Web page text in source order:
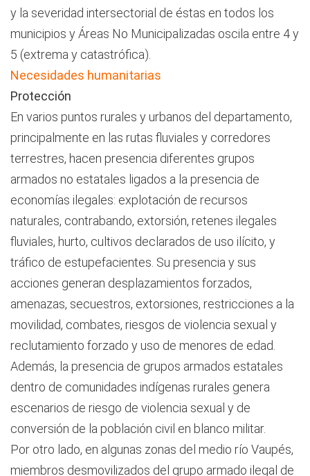
y la severidad intersectorial de éstas en todos los
municipios y Áreas No Municipalizadas oscila entre 4 y
5 (extrema y catastrófica).
Necesidades humanitarias
Protección
En varios puntos rurales y urbanos del departamento,
principalmente en las rutas fluviales y corredores
terrestres, hacen presencia diferentes grupos
armados no estatales ligados a la presencia de
economías ilegales: explotación de recursos
naturales, contrabando, extorsión, retenes ilegales
fluviales, hurto, cultivos declarados de uso ilícito, y
tráfico de estupefacientes. Su presencia y sus
acciones generan desplazamientos forzados,
amenazas, secuestros, extorsiones, restricciones a la
movilidad, combates, riesgos de violencia sexual y
reclutamiento forzado y uso de menores de edad.
Además, la presencia de grupos armados estatales
dentro de comunidades indígenas rurales genera
escenarios de riesgo de violencia sexual y de
conversión de la población civil en blanco militar.
Por otro lado, en algunas zonas del medio río Vaupés,
miembros desmovilizados del grupo armado ilegal de